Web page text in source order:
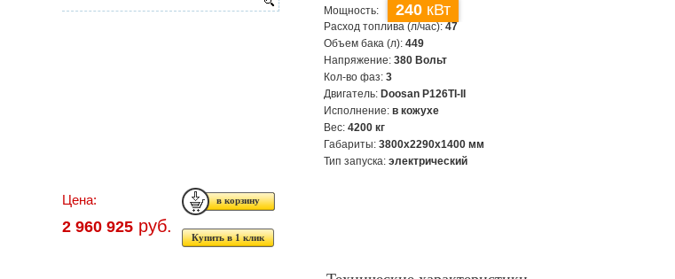
Мощность: 240 кВт
Расход топлива (л/час):47
Объем бака (л):449
Напряжение:380 Вольт
Кол-во фаз:3
Двигатель: Doosan P126TI-II
Исполнение:в кожухе
Вес:4200 кг
Габариты:3800x2290x1400 мм
Тип запуска:электрический
Цена:
2 960 925 руб.
Купить в 1 клик